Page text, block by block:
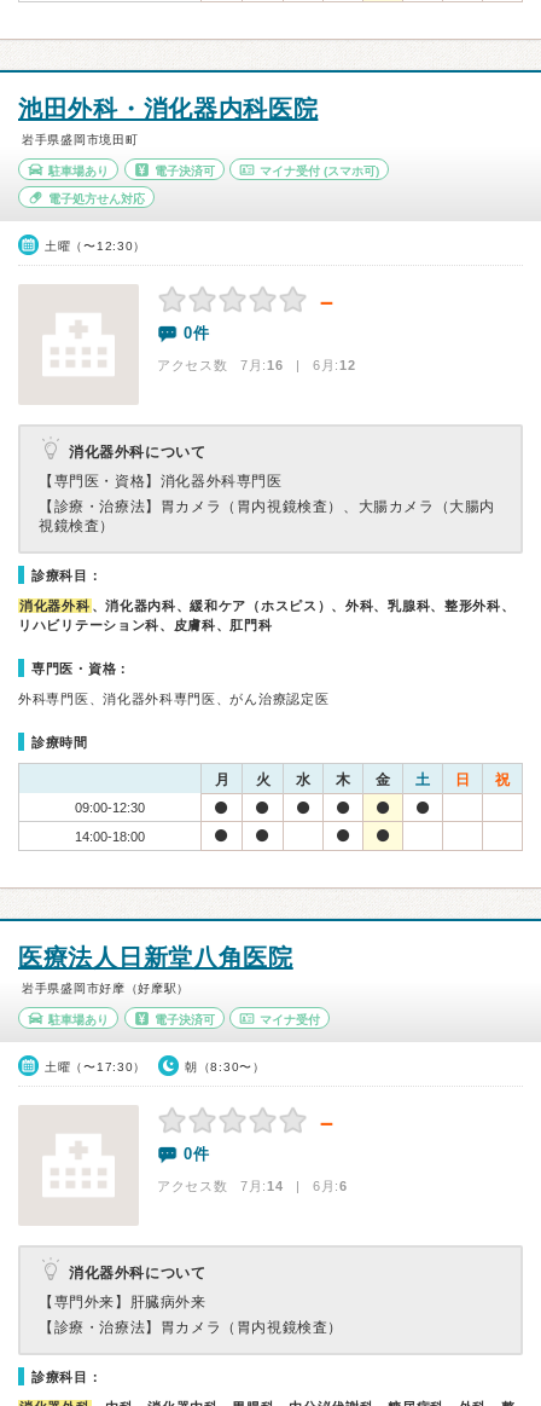
池田外科・消化器内科医院
岩手県盛岡市境田町
駐車場あり 電子決済可 マイナ受付 (スマホ可)
電子処方せん対応
土曜（〜12:30）
－
0件
アクセス数 7月:16 | 6月:12
消化器外科について
【専門医・資格】 消化器外科専門医
【診療・治療法】 胃カメラ（胃内視鏡検査）、大腸カメラ（大腸内
視鏡検査）
診療科目：
消化器外科 、消化器内科、緩和ケア（ホスピス）、外科、乳腺科、整形外科、
リハビリテーション科、皮膚科、肛門科
専門医・資格：
外科専門医、消化器外科専門医、がん治療認定医
診療時間
月 火 水 木 金 土 日 祝
09:00-12:30
14:00-18:00
医療法人日新堂八角医院
岩手県盛岡市好摩（好摩駅）
駐車場あり 電子決済可 マイナ受付
土曜（〜17:30） 朝（8:30〜）
－
0件
アクセス数 7月:14 | 6月:6
消化器外科について
【専門外来】 肝臓病外来
【診療・治療法】 胃カメラ（胃内視鏡検査）
診療科目：